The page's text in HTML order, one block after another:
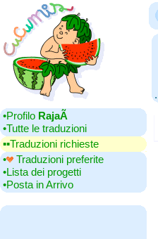
.
•‎Profilo RajaÃ
•‎Tutte le traduzioni
▪▪‎Traduzioni richieste
•‎
Traduzioni preferite
•‎Lista dei progetti
•‎Posta in Arrivo